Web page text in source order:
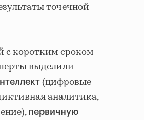
точечной
с коротким сроком
выделили
(цифровые
аналитика,
первичную